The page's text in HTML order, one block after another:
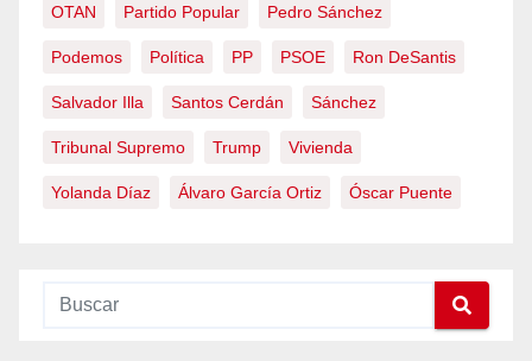
OTAN Partido Popular Pedro Sánchez
Podemos Política PP PSOE Ron DeSantis
Salvador Illa Santos Cerdán Sánchez
Tribunal Supremo Trump Vivienda
Yolanda Díaz Álvaro García Ortiz Óscar Puente